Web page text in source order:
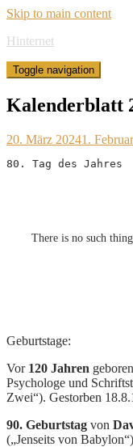
Skip to main content
Hinternet
Toggle navigation
Kalenderblatt
20. März 20241.
80. Tag des Jahres
There is no such
Geburtstage:
Vor 120 Jahren
Psychologe und
Zwei“). Gestorben
90. Geburtstag von
(„Jenseits von